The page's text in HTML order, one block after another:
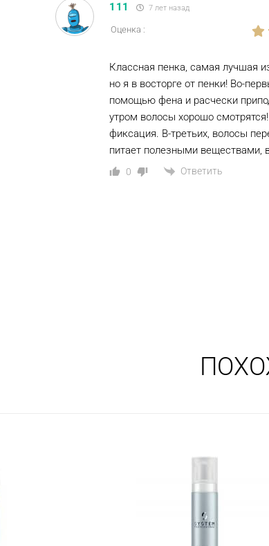
111 7 лет назад
Оценка :
Классная пенка, самая лучшая
но я в восторге от пенки! Во-
помощью фена и расчески
утром волосы хорошо
фиксация. В-третьих, волосы
питает полезными веществами,
0 Ответить